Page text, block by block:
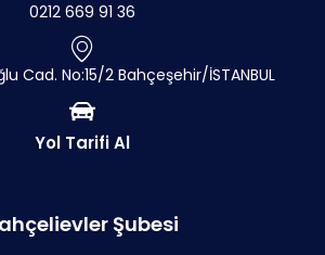
0212 669 91 36
Cad. No:15/2 Bahçeşehir/İSTANBUL
Yol Tarifi Al
Şubesi